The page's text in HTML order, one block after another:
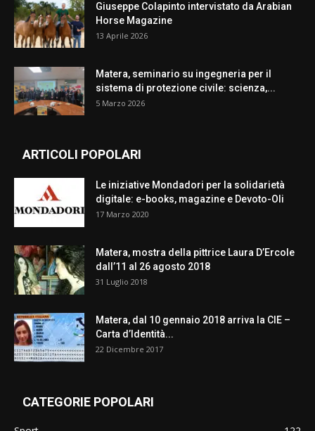
Giuseppe Colapinto intervistato da Arabian
Horse Magazine
13 Aprile 2026
Matera, seminario su ingegneria per il
sistema di protezione civile: scienza,...
5 Marzo 2026
ARTICOLI POPOLARI
Le iniziative Mondadori per la solidarietà
digitale: e-books, magazine e Devoto-Oli
17 Marzo 2020
Matera, mostra della pittrice Laura D’Ercole
dall’11 al 26 agosto 2018
31 Luglio 2018
Matera, dal 10 gennaio 2018 arriva la CIE –
Carta d’Identità...
22 Dicembre 2017
CATEGORIE POPOLARI